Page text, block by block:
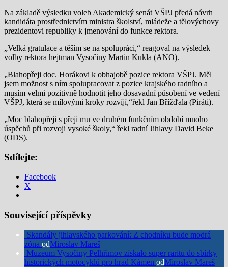
Na základě výsledku voleb Akademický senát VŠPJ předá návrh
kandidáta prostřednictvím ministra školství, mládeže a tělovýchovy
prezidentovi republiky k jmenování do funkce rektora.
„Velká gratulace a těším se na spolupráci,“ reagoval na výsledek
volby rektora hejtman Vysočiny Martin Kukla (ANO).
„Blahopřeji doc. Horákovi k obhajobě pozice rektora VŠPJ. Měl
jsem možnost s ním spolupracovat z pozice krajského radního a
musím velmi pozitivně hodnotit jeho dosavadní působení ve vedení
VŠPJ, která se mílovými kroky rozvíjí,“řekl Jan Břížďala (Piráti).
„Moc blahopřeji s přeji mu ve druhém funkčním období mnoho
úspěchů při rozvoji vysoké školy,“ řekl radní Jihlavy David Beke
(ODS).
Sdílejte:
Facebook
X
Související příspěvky
Skandály jihlavského parkování: Z chodníku bude modrá
zóna odMiroslav Mareš
Muzeum Vysočiny Pelhřimov získalo super raritu do sbírky
historických motocyklů pro hrad Kámen odMiroslav Mareš